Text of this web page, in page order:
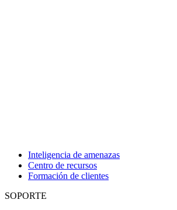
Inteligencia de amenazas
Centro de recursos
Formación de clientes
SOPORTE